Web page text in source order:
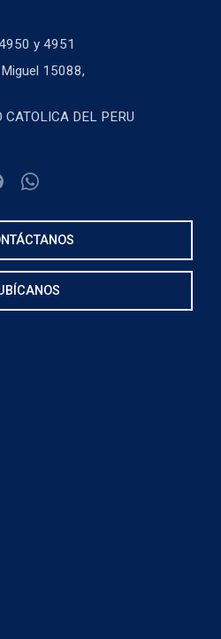
y 4951
15088,
DEL PERU